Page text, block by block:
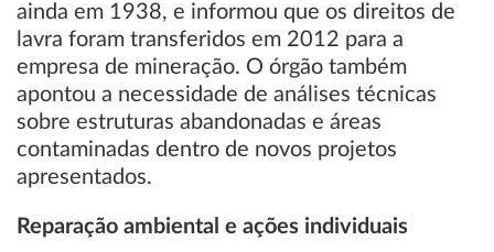
ainda em 1938, e informou que os direitos de
lavra foram transferidos em 2012 para a
empresa de mineração. O órgão também
apontou a necessidade de análises técnicas
sobre estruturas abandonadas e áreas
contaminadas dentro de novos projetos
apresentados.
Reparação ambiental e ações individuais